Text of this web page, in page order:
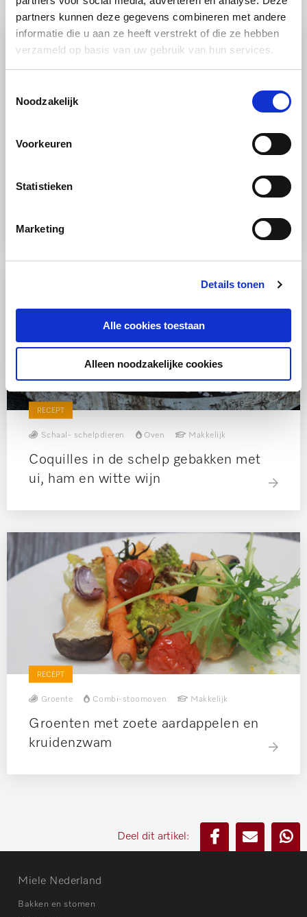
partners kunnen deze gegevens combineren met andere
informatie die u aan ze heeft verstrekt of die ze hebben
verzameld op basis van uw gebruik van hun services.
Noodzakelijk
Voorkeuren
Statistieken
Marketing
Details tonen
Alle cookies toestaan
Alleen noodzakelijke cookies
Vlees
RECEPT
Schaal- schelpdieren Oven Makkelijk
Coquilles in de schelp gebakken met
ui, ham en witte wijn
RECEPT
Groente Combi-stoomoven Makkelijk
Groenten met zoete aardappelen en
kruidenzwam
Deel dit artikel:
Miele Nederland
Bakken en stomen